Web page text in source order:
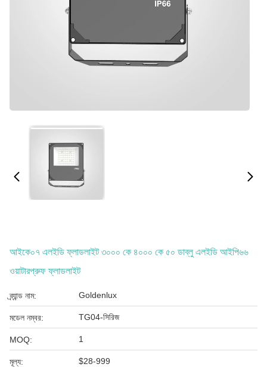
আইকে০৭ এলইডি ফ্লাডলাইট ৩০০০ কে ৪০০০ কে ৫০ ডাব্লু এলইডি আইপি৬৬
ওয়াটারপ্রুফ ফ্লাডলাইট
ব্র্যান্ড নাম: Goldenlux
মডেল নম্বর: TG04-সিরিজ
MOQ: 1
মূল্য: $28-999